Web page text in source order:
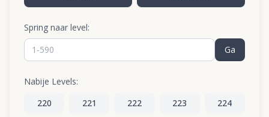
Spring naar level:
Ga
Nabije Levels:
220
221 222 223 224